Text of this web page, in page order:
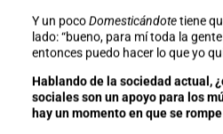
Y un pocoDomesticándotetiene
lado: “bueno, para mí toda la
entonces puedo hacer lo que yo
Hablando de la sociedad actual,
sociales son un apoyo para los
hay un momento en que se